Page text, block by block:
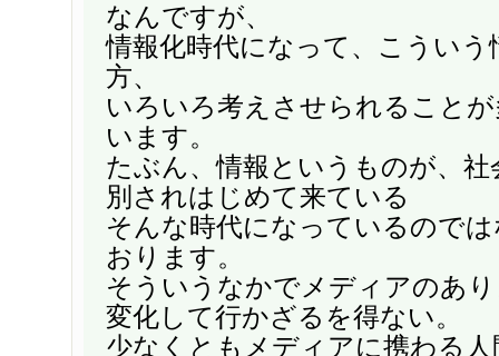
なんですが、
情報化時代になって、こういう
方、
いろいろ考えさせられること
います。
たぶん、情報というものが、
別されはじめて来ている
そんな時代になっているので
おります。
そういうなかでメディアのあ
変化して行かざるを得ない。
少なくともメディアに携わる